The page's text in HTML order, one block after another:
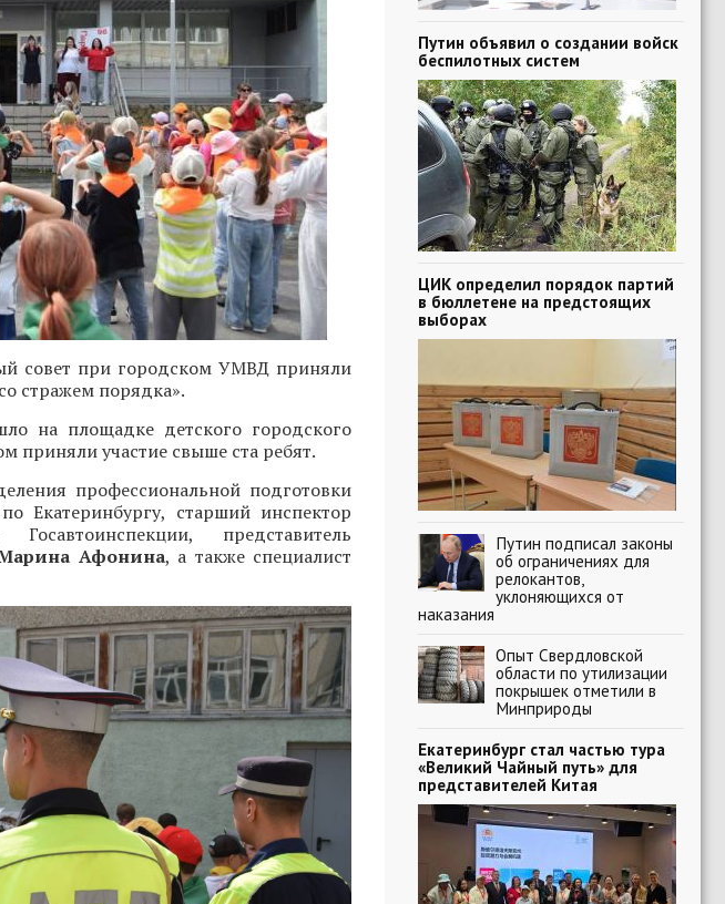
совет при городском УМВД приняли
стражем порядка».
на площадке детского городского
приняли участие свыше ста ребят.
профессиональной подготовки
Екатеринбургу, старший инспектор
представитель
Афонина, а также специалист
Путин объявил о создании войск
беспилотных систем
ЦИК определил порядок партий
в бюллетене на предстоящих
выборах
Путин подписал законы
об ограничениях для
релокантов,
уклоняющихся от
наказания
Опыт Свердловской
области по утилизации
покрышек отметили в
Минприроды
Екатеринбург стал частью тура
«Великий Чайный путь» для
представителей Китая